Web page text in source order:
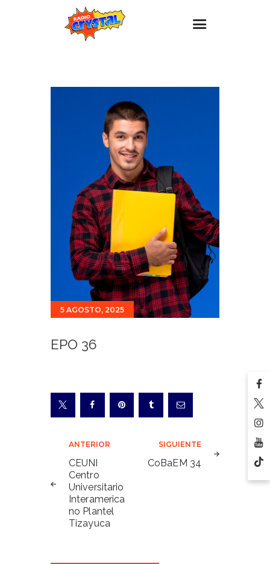
Promociones
Contacto
5 AGOSTO, 2025
EPO 36
Navegación
de
entradas
ANTERIOR
CEUNI
Centro
Universitario
Interamerica
no Plantel
Tizayuca
SIGUIENTE
CoBaEM 34